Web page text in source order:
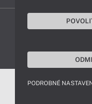
DELL-SHOP ©
PODROBNÉ